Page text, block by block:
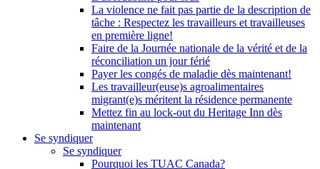
La violence ne fait pas partie de la description de
tâche : Respectez les travailleurs et travailleuses
en première ligne!
Faire de la Journée nationale de la vérité et de la
réconciliation un jour férié
Payer les congés de maladie dès maintenant!
Les travailleur(euse)s agroalimentaires
migrant(e)s méritent la résidence permanente
Mettez fin au lock-out du Heritage Inn dès
maintenant
Se syndiquer
Se syndiquer
Pourquoi les TUAC Canada?